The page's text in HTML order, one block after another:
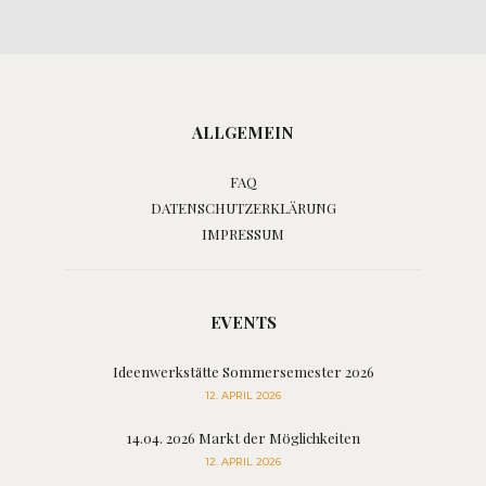
ALLGEMEIN
FAQ
DATENSCHUTZERKLÄRUNG
IMPRESSUM
EVENTS
Ideenwerkstätte Sommersemester 2026
12. APRIL 2026
14.04. 2026 Markt der Möglichkeiten
12. APRIL 2026